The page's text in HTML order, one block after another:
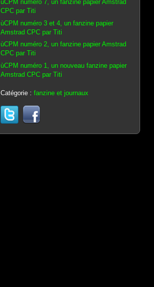
ùCPM numéro 7, un fanzine papier Amstrad
CPC par Titi
ùCPM numéro 3 et 4, un fanzine papier
Amstrad CPC par Titi
ùCPM numéro 2, un fanzine papier Amstrad
CPC par Titi
ùCPM numéro 1, un nouveau fanzine papier
Amstrad CPC par Titi
Catégorie : fanzine et journaux